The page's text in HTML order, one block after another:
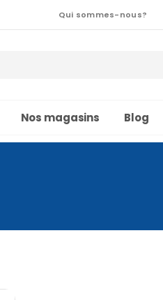
Qui sommes-nous?
Nos magasins Blog